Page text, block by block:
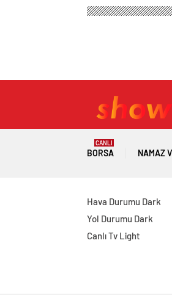
BORSA
CANLI
NAMAZ
Hava Durumu Dark
Yol Durumu Dark
Canlı Tv Light